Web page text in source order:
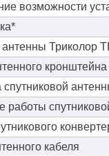
возможности
антенны Триколор
кронштейна
спутниковой
работы
кабеля